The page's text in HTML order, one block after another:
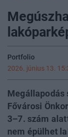
Portfolio
2026. június 13.
Megállapodás
Fővárosi
3–7. szám
nem épülhet